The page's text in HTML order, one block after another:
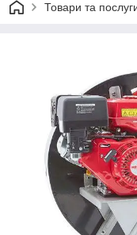
Товари та